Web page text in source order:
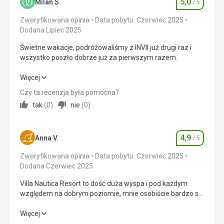
przetłumaczona za pomocą Google Translate
Okolica 5,0/ 5
Usługi
Cena 5,0
Plaża
Super !
Wyżywienie
Zakwaterowanie
Jak wyżej
Usługi
Wszystko ok
Milan S. Ocena
/ 5
Zweryfikowana opinia
Data pobytu: Czerwiec 2025
Dodana Lipiec 2025
Świetne wakacje, podróżowaliśmy z INVII już drugi raz i
wszystko poszło dobrze już za pierwszym razem.
Świetne wakacje, podróżowaliśmy z INVII już drugi raz i
Wyżywienie
Okolica 5,0/ 5
Usługi
Cena 5,0
Plaża
Więcej
Czy ta recenzja była pomocna?
tak(0) nie (0)
Anna V. Ocena
4,9 / 5
Zweryfikowana opinia
Data pobytu: Czerwiec 2025
Dodana Czerwiec 2025
Villa Nautica Resort to dość duża wyspa i pod każdym
względem na dobrym poziomie, mnie osobiście bardzo się
zrobienia wszystkiego dla zadowolenia gości. Jest dużo
Villa Nautica Resort to dość duża wyspa i pod każdym
Więcej